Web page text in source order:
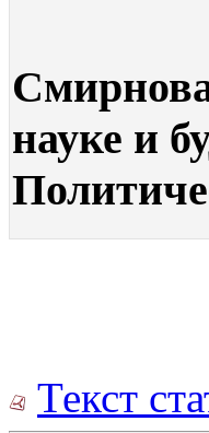
науке и
Текст